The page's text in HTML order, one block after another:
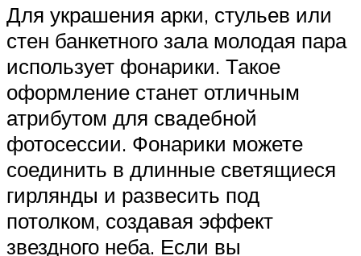
Для украшения арки, стульев или
стен банкетного зала молодая пара
использует фонарики. Такое
оформление станет отличным
атрибутом для свадебной
фотосессии. Фонарики можете
соединить в длинные светящиеся
гирлянды и развесить под
потолком, создавая эффект
звездного неба. Если вы